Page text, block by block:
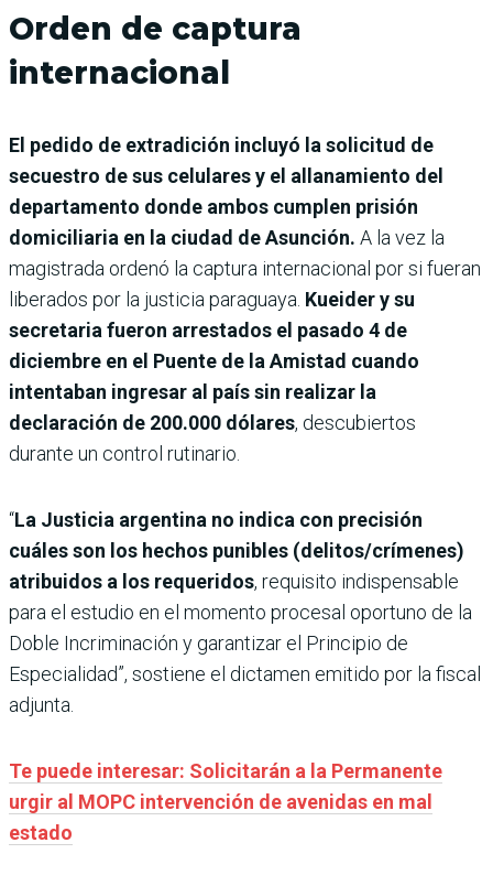
Orden de captura
internacional
El pedido de extradición incluyó la solicitud de
secuestro de sus celulares y el allanamiento del
departamento donde ambos cumplen prisión
domiciliaria en la ciudad de Asunción. A la vez la
magistrada ordenó la captura internacional por si fueran
liberados por la justicia paraguaya. Kueidery su
secretaria fueron arrestados el pasado 4 de
diciembre en el Puente de la Amistad cuando
intentaban ingresar al país sin realizar la
declaración de 200.000 dólares, descubiertos
durante un control rutinario.
“La Justicia argentina no indica con precisión
cuáles son los hechos punibles (delitos/crímenes)
atribuidos a los requeridos, requisito indispensable
para el estudio en el momento procesal oportuno de la
Doble Incriminación y garantizar el Principio de
Especialidad”, sostiene el dictamen emitido por la fiscal
adjunta.
Te puede interesar: Solicitarán a la Permanente
urgir al MOPC intervención de avenidas en mal
estado